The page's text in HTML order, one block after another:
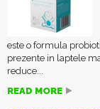
este o formula
prezente in laptele
reduce...
READ MORE